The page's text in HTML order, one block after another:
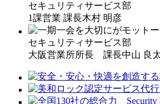
セキュリティサービス部
1課営業 課長木村 明彦
セキュリティサービス部
大阪営業所所長 課長中山 良